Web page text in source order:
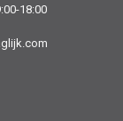
18:00